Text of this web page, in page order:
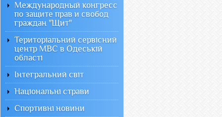
Международный конгресс
по защите прав и свобод
граждан "Щит"
Територіальний сервісний
центр МВС в Одеській
області
Інтегральний світ
Національні страви
Спортивні новини